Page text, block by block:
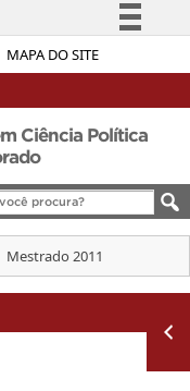
MAPA DO SITE
Simplifique!
à informação
Legislação
Canais
Ciência Política
Mestrado 2011